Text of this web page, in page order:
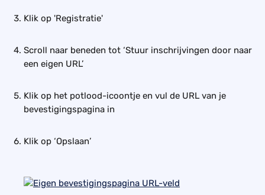
Klik op 'Registratie'
Scroll naar beneden tot ‘Stuur inschrijvingen door naar
een eigen URL’
Klik op het potlood-icoontje en vul de URL van je
bevestigingspagina in
Klik op ‘Opslaan’